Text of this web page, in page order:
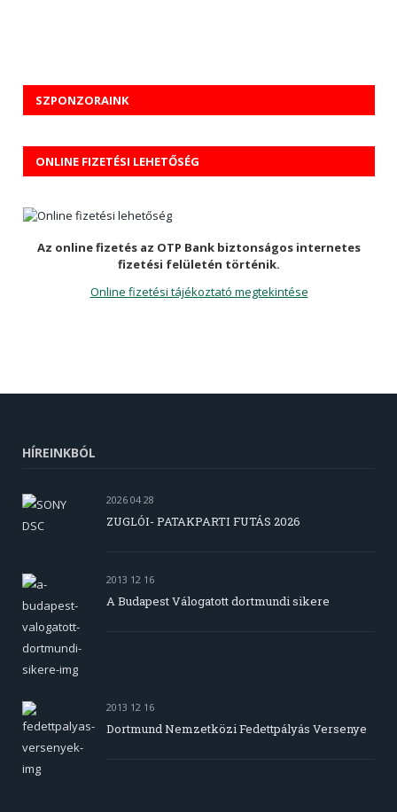
SZPONZORAINK
ONLINE FIZETÉSI LEHETŐSÉG
Az online fizetés az OTP Bank biztonságos internetes
fizetési felületén történik.
Online fizetési tájékoztató megtekintése
HÍREINKBÓL
2026 04 28
ZUGLÓI- PATAKPARTI FUTÁS 2026
2013 12 16
A Budapest Válogatott dortmundi sikere
2013 12 16
Dortmund Nemzetközi Fedettpályás Versenye